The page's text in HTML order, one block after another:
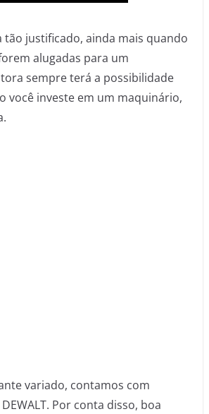
justificado, ainda mais quando
alugadas para um
sempre terá a possibilidade
você investe em um maquinário,
variado, contamos com
Por conta disso, boa